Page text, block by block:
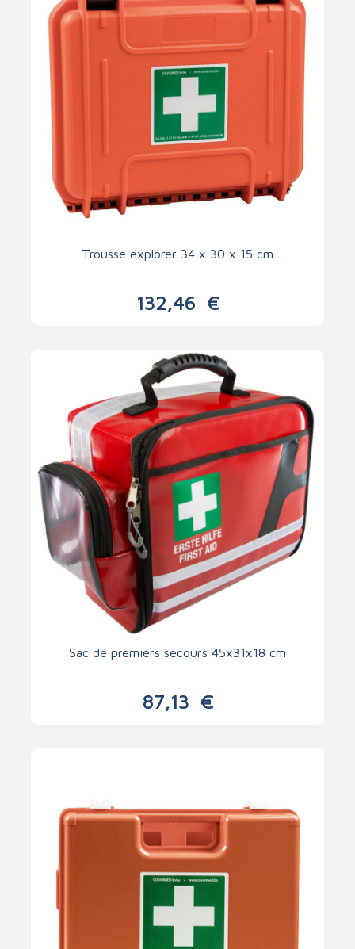
Trousse explorer 34 x 30 x 15 cm
132,46 €
Sac de premiers secours 45x31x18 cm
87,13 €